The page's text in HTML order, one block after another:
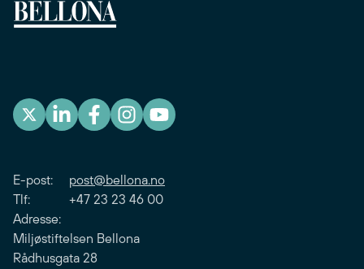
E-post: post@bellona.no
Tlf: +47 23 23 46 00
Adresse:
Miljøstiftelsen Bellona
Rådhusgata 28